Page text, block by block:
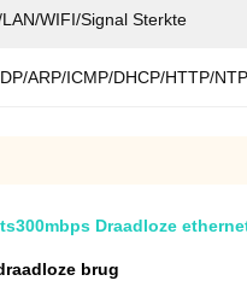
WIFI/Signal Sterkte
ARP/ICMP/DHCP/HTTP/NTP
Draadloze
brug